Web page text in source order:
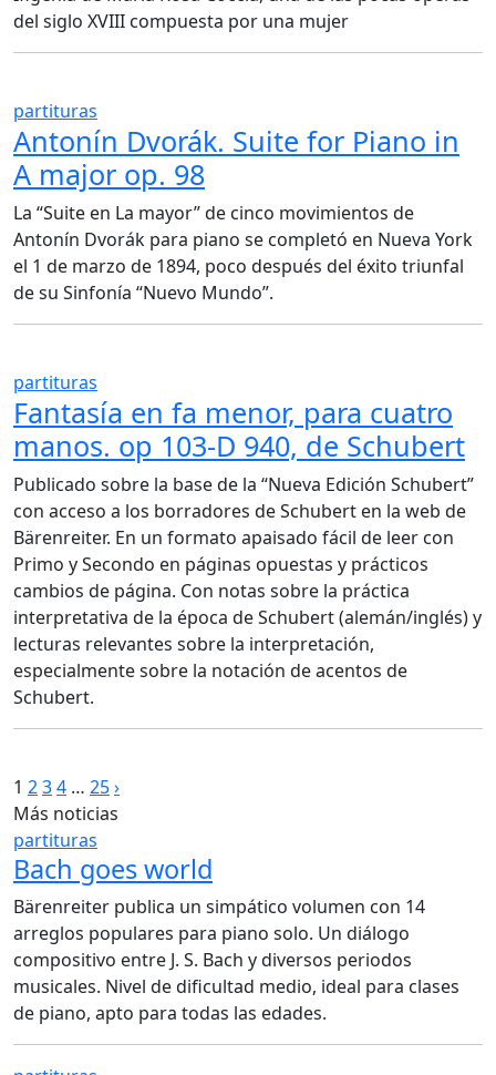
del siglo XVIII compuesta por una mujer
partituras
Antonín Dvorák. Suite for Piano in
A major op. 98
La “Suite en La mayor” de cinco movimientos de
Antonín Dvorák para piano se completó en Nueva York
el 1 de marzo de 1894, poco después del éxito triunfal
de su Sinfonía “Nuevo Mundo”.
partituras
Fantasía en fa menor, para cuatro
manos. op 103-D 940, de Schubert
Publicado sobre la base de la “Nueva Edición Schubert”
con acceso a los borradores de Schubert en la web de
Bärenreiter. En un formato apaisado fácil de leer con
Primo y Secondo en páginas opuestas y prácticos
cambios de página. Con notas sobre la práctica
interpretativa de la época de Schubert (alemán/inglés) y
lecturas relevantes sobre la interpretación,
especialmente sobre la notación de acentos de
Schubert.
Paginación
de
entradas
1 234 … 25›
Más noticias
partituras
Bach goes world
Bärenreiter publica un simpático volumen con 14
arreglos populares para piano solo. Un diálogo
compositivo entre J. S. Bach y diversos periodos
musicales. Nivel de dificultad medio, ideal para clases
de piano, apto para todas las edades.